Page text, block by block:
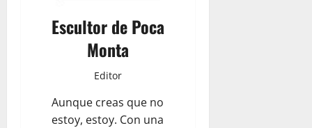
Escultor de Poca
Monta
Editor
Aunque creas que no
estoy, estoy. Con una